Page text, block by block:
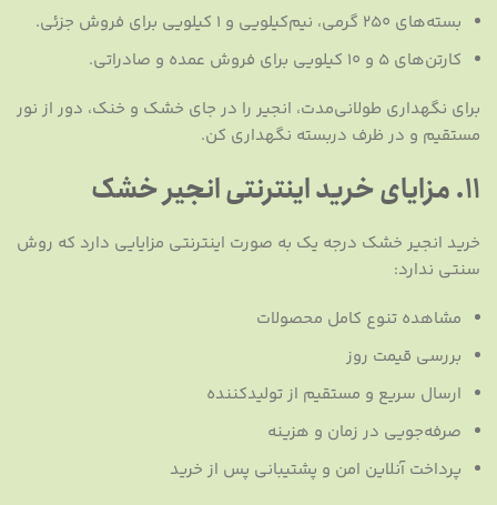
بسته‌های ۲۵۰ گرمی، نیم‌کیلویی و ۱ کیلویی برای فروش جزئی.
کارتن‌های ۵ و ۱۰ کیلویی برای فروش عمده و صادراتی.
برای نگهداری طولانی‌مدت، انجیر را در جای خشک و خنک، دور از نور
مستقیم و در ظرف دربسته نگهداری کن.
۱۱. مزایای خرید اینترنتی انجیر خشک
خرید انجیر خشک درجه یک به صورت اینترنتی مزایایی دارد که روش
سنتی ندارد:
مشاهده تنوع کامل محصولات
بررسی قیمت روز
ارسال سریع و مستقیم از تولیدکننده
صرفه‌جویی در زمان و هزینه
پرداخت آنلاین امن و پشتیبانی پس از خرید